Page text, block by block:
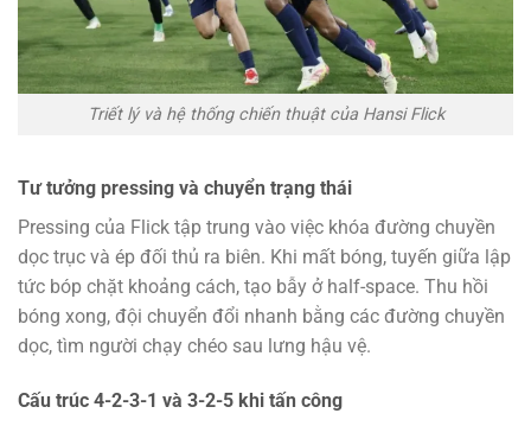
Triết lý và hệ thống chiến thuật của Hansi Flick
Tư tưởng pressing và chuyển trạng thái
Pressing của Flick tập trung vào việc khóa đường chuyền
dọc trục và ép đối thủ ra biên. Khi mất bóng, tuyến giữa lập
tức bóp chặt khoảng cách, tạo bẫy ở half-space. Thu hồi
bóng xong, đội chuyển đổi nhanh bằng các đường chuyền
dọc, tìm người chạy chéo sau lưng hậu vệ.
Cấu trúc 4-2-3-1 và 3-2-5 khi tấn công